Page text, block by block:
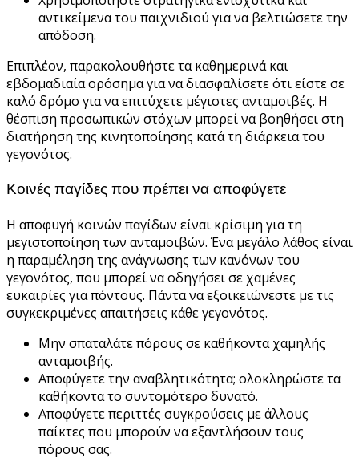
αντικείμενα του παιχνιδιού για να βελτιώσετε την
απόδοση.
Επιπλέον, παρακολουθήστε τα καθημερινά και
εβδομαδιαία ορόσημα για να διασφαλίσετε ότι είστε σε
καλό δρόμο για να επιτύχετε μέγιστες ανταμοιβές. Η
θέσπιση προσωπικών στόχων μπορεί να βοηθήσει στη
διατήρηση της κινητοποίησης κατά τη διάρκεια του
γεγονότος.
Κοινές παγίδες που πρέπει να αποφύγετε
Η αποφυγή κοινών παγίδων είναι κρίσιμη για τη
μεγιστοποίηση των ανταμοιβών. Ένα μεγάλο λάθος είναι
η παραμέληση της ανάγνωσης των κανόνων του
γεγονότος, που μπορεί να οδηγήσει σε χαμένες
ευκαιρίες για πόντους. Πάντα να εξοικειώνεστε με τις
συγκεκριμένες απαιτήσεις κάθε γεγονότος.
Μην σπαταλάτε πόρους σε καθήκοντα χαμηλής
ανταμοιβής.
Αποφύγετε την αναβλητικότητα; ολοκληρώστε τα
καθήκοντα το συντομότερο δυνατό.
Αποφύγετε περιττές συγκρούσεις με άλλους
παίκτες που μπορούν να εξαντλήσουν τους
πόρους σας.